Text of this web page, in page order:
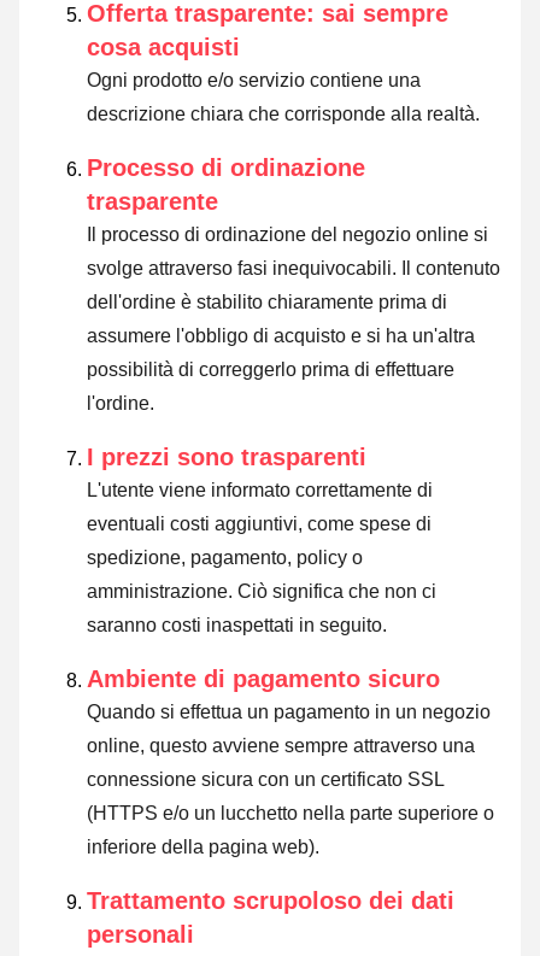
Offerta trasparente: sai sempre
cosa acquisti
Ogni prodotto e/o servizio contiene una
descrizione chiara che corrisponde alla realtà.
Processo di ordinazione
trasparente
Il processo di ordinazione del negozio online si
svolge attraverso fasi inequivocabili. Il contenuto
dell'ordine è stabilito chiaramente prima di
assumere l'obbligo di acquisto e si ha un'altra
possibilità di correggerlo prima di effettuare
l'ordine.
I prezzi sono trasparenti
L'utente viene informato correttamente di
eventuali costi aggiuntivi, come spese di
spedizione, pagamento, policy o
amministrazione. Ciò significa che non ci
saranno costi inaspettati in seguito.
Ambiente di pagamento sicuro
Quando si effettua un pagamento in un negozio
online, questo avviene sempre attraverso una
connessione sicura con un certificato SSL
(HTTPS e/o un lucchetto nella parte superiore o
inferiore della pagina web).
Trattamento scrupoloso dei dati
personali